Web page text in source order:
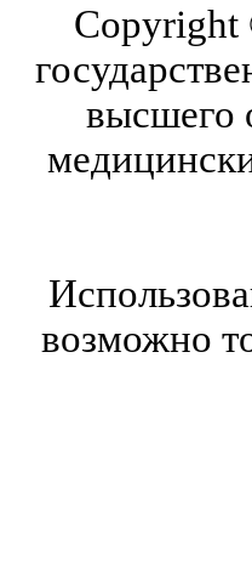
Copyright
высшего
возможно